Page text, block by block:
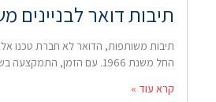
תיבות דואר לבניינים
תיבות משותפות, הדואר לא חברת טכנו
החל משנת 1966. עם הזמן, התמקצעה בשימוש באלומיניום,
קרא עוד »